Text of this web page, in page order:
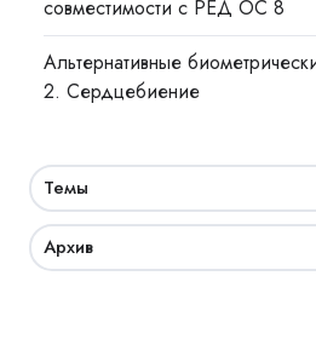
совместимости с РЕД ОС 8
Альтернативные
2. Сердцебиение
Темы
Архив